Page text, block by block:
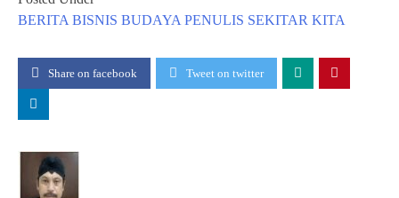
BERITA BISNIS BUDAYA PENULIS SEKITAR KITA
Share on facebook Tweet on twitter